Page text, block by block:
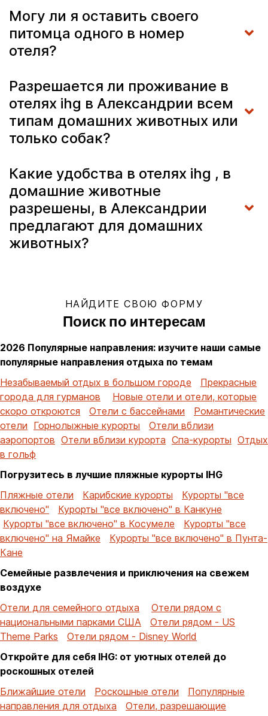
Могу ли я оставить своего
питомца одного в номер
отеля?
Разрешается ли проживание в
отелях ihg в Александрии всем
типам домашних животных или
только собак?
Какие удобства в отелях ihg , в
домашние животные
разрешены, в Александрии
предлагают для домашних
животных?
НАЙДИТЕ СВОЮ ФОРМУ
Поиск по интересам
2026 Популярные направления: изучите наши самые
популярные направления отдыха по темам
Незабываемый отдых в большом городе
Прекрасные
города для гурманов
Новые отели и отели, которые
скоро откроются
Отели с бассейнами
Романтические
отели Горнолыжные курорты
Отели вблизи
аэропортов Отели вблизи курорта Спа-курорты Отдых
в гольф
Погрузитесь в лучшие пляжные курорты IHG
Пляжные отели
Карибские курорты
Курорты "все
включено"
Курорты "все включено" в Канкуне
Курорты "все включено" в Косумеле
Курорты "все
включено" на Ямайке
Курорты "все включено" в Пунта-
Кане
Семейные развлечения и приключения на свежем
воздухе
Отели для семейного отдыха
Отели рядом с
национальными парками США
Отели рядом - US
Theme Parks
Отели рядом - Disney World
Откройте для себя IHG: от уютных отелей до
роскошных отелей
Ближайшие отели
Роскошные отели
Популярные
направления для отдыха
Отели, разрешающие